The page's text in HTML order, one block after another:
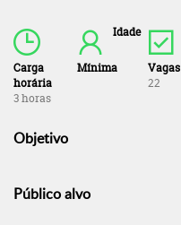
Carga
horária
3 horas
Idade
Mínima
Vagas
22
Objetivo
Público alvo